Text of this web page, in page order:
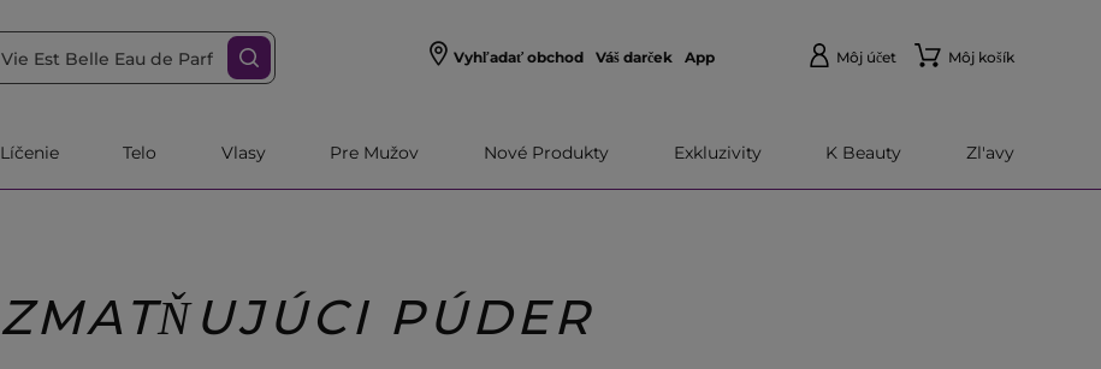
Vyhľadať obchod Váš darček App Môj účet Môj košík
Líčenie Telo Vlasy Pre Mužov Nové Produkty Exkluzivity K Beauty Zl'avy
ZMATŇUJÚCI PÚDER